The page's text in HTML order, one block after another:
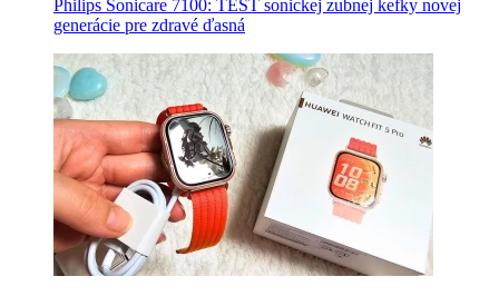
Philips Sonicare 7100: TEST sonickej zubnej kefky novej
generácie pre zdravé ďasná